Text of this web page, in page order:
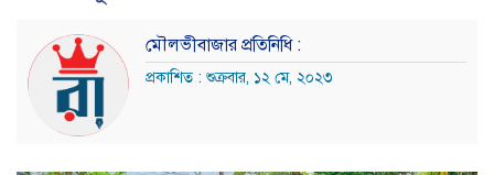
মৌলভীবাজার প্রতিনিধি :
প্রকাশিত : শুক্রবার, ১২ মে, ২০২৩